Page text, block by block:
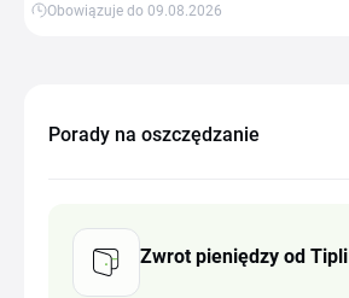
Obowiązuje do 09.08.2026
Porady na oszczędzanie
Zwrot pieniędzy od Tipli